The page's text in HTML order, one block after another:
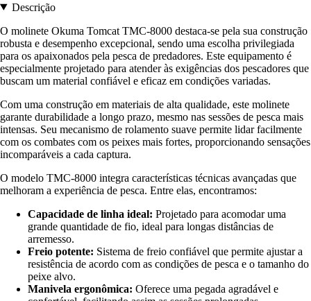
Descrição
O molinete Okuma Tomcat TMC-8000 destaca-se pela sua construção
robusta e desempenho excepcional, sendo uma escolha privilegiada
para os apaixonados pela pesca de predadores. Este equipamento é
especialmente projetado para atender às exigências dos pescadores que
buscam um material confiável e eficaz em condições variadas.
Com uma construção em materiais de alta qualidade, este molinete
garante durabilidade a longo prazo, mesmo nas sessões de pesca mais
intensas. Seu mecanismo de rolamento suave permite lidar facilmente
com os combates com os peixes mais fortes, proporcionando sensações
incomparáveis a cada captura.
O modelo TMC-8000 integra características técnicas avançadas que
melhoram a experiência de pesca. Entre elas, encontramos:
Capacidade de linha ideal: Projetado para acomodar uma
grande quantidade de fio, ideal para longas distâncias de
arremesso.
Freio potente: Sistema de freio confiável que permite ajustar a
resistência de acordo com as condições de pesca e o tamanho do
peixe alvo.
Manivela ergonômica: Oferece uma pegada agradável e